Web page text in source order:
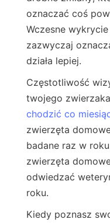
oznaczać coś
Wczesne
zazwyczaj
działa lepiej.
Częstotliwość
twojego
chodzić co
zwierzęta
badane raz w
zwierzęta
odwiedzać
roku.
Kiedy poznasz